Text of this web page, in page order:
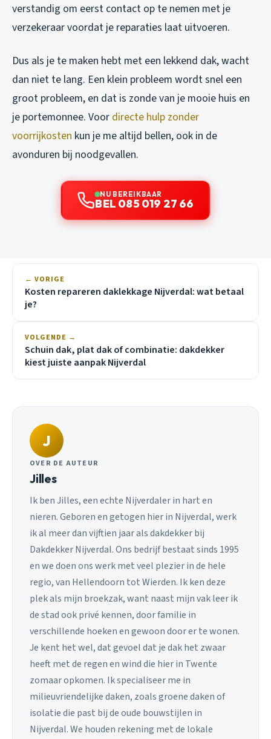
verstandig om eerst contact op te nemen met je
verzekeraar voordat je reparaties laat uitvoeren.
Dus als je te maken hebt met een lekkend dak, wacht
dan niet te lang. Een klein probleem wordt snel een
groot probleem, en dat is zonde van je mooie huis en
je portemonnee. Voor directe hulp zonder
voorrijkosten kun je me altijd bellen, ook in de
avonduren bij noodgevallen.
NU BEREIKBAAR
BEL 085 019 27 66
← VORIGE
Kosten repareren daklekkage Nijverdal: wat betaal
je?
VOLGENDE →
Schuin dak, plat dak of combinatie: dakdekker
kiest juiste aanpak Nijverdal
J
OVER DE AUTEUR
Jilles
Ik ben Jilles, een echte Nijverdaler in hart en
nieren. Geboren en getogen hier in Nijverdal, werk
ik al meer dan vijftien jaar als dakdekker bij
Dakdekker Nijverdal. Ons bedrijf bestaat sinds 1995
en we doen ons werk met veel plezier in de hele
regio, van Hellendoorn tot Wierden. Ik ken deze
plek als mijn broekzak, want naast mijn vak leer ik
de stad ook privé kennen, door familie in
verschillende hoeken en gewoon door er te wonen.
Je kent het wel, dat gevoel dat je dak het zwaar
heeft met de regen en wind die hier in Twente
zomaar opkomen. Ik specialiseer me in
milieuvriendelijke daken, zoals groene daken of
isolatie die past bij de oude bouwstijlen in
Nijverdal. We houden rekening met de lokale